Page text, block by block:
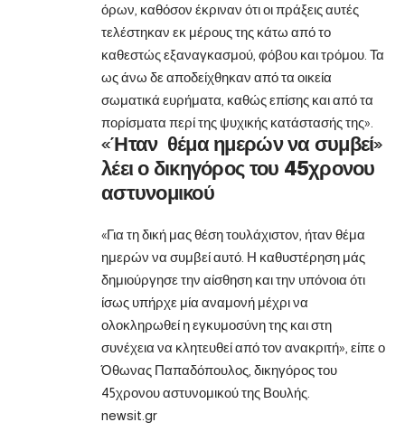
όρων, καθόσον έκριναν ότι οι πράξεις αυτές
τελέστηκαν εκ μέρους της κάτω από το
καθεστώς εξαναγκασμού, φόβου και τρόμου. Τα
ως άνω δε αποδείχθηκαν από τα οικεία
σωματικά ευρήματα, καθώς επίσης και από τα
πορίσματα περί της ψυχικής κατάστασής της».
«Ήταν θέμα ημερών να συμβεί»
λέει ο δικηγόρος του 45χρονου
αστυνομικού
«Για τη δική μας θέση τουλάχιστον, ήταν θέμα
ημερών να συμβεί αυτό. Η καθυστέρηση μάς
δημιούργησε την αίσθηση και την υπόνοια ότι
ίσως υπήρχε μία αναμονή μέχρι να
ολοκληρωθεί η εγκυμοσύνη της και στη
συνέχεια να κλητευθεί από τον ανακριτή», είπε ο
Όθωνας Παπαδόπουλος, δικηγόρος του
45χρονου αστυνομικού της Βουλής.
newsit.gr